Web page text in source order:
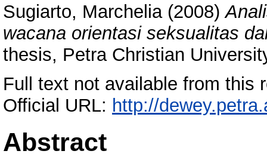
Sugiarto, Marchelia(2008)
wacana orientasi seksualitas
thesis, Petra Christian
Full text not available from this
Official URL: http://
Abstract